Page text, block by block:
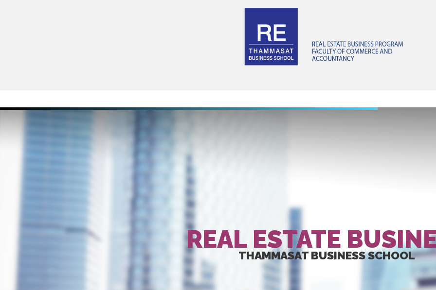
REAL ESTATE
THAMMASAT BUSINESS SCHOOL